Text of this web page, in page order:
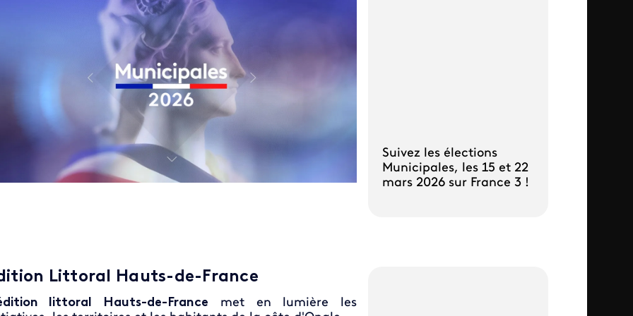
Suivez les élections
Municipales, les 15 et 22
mars 2026 sur France 3 !
Littoral Hauts-de-France
littoral Hauts-de-France met en lumière les